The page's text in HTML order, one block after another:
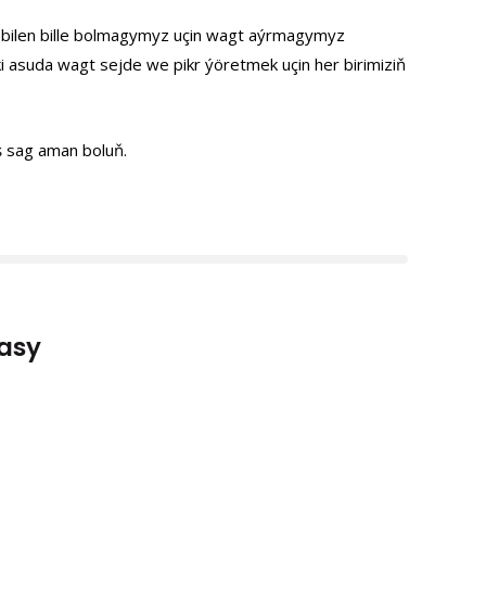
bille bolmagymyz uçin wagt aýrmagymyz
asuda wagt sejde we pikr ýöretmek uçin her birimiziň
aman boluň.